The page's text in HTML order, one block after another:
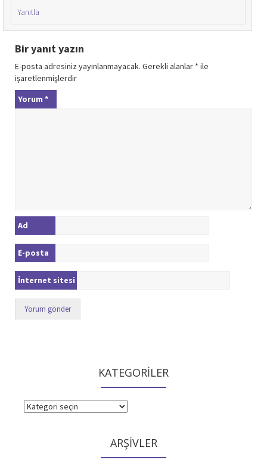
Yanıtla
Bir yanıt yazın
E-posta adresiniz yayınlanmayacak. Gerekli alanlar * ile
işaretlenmişlerdir
Yorum *
Ad
E-posta
İnternet sitesi
KATEGORİLER
KATEGORİLER
ARŞİVLER